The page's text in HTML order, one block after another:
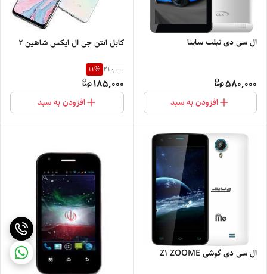
ال سی دی تبلت ساینا
580,000
افزودن به سبد
کابل انتن جی ال ایکس شاهین ۲
210,000
11%
185,000
افزودن به سبد
ال سی دی گوشی Z1 ZOOME